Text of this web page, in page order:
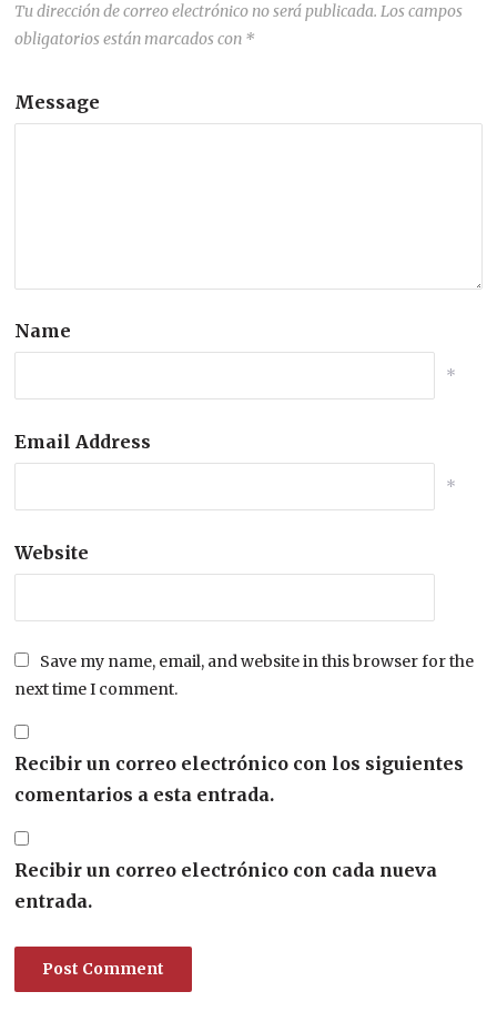
Tu dirección de correo electrónico no será publicada. Los campos
obligatorios están marcados con *
Message
Name
*
Email Address
*
Website
Save my name, email, and website in this browser for the
next time I comment.
Recibir un correo electrónico con los siguientes
comentarios a esta entrada.
Recibir un correo electrónico con cada nueva
entrada.